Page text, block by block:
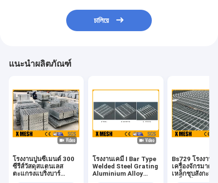
চালিয়ে
แนะนำผลิตภัณฑ์
โรงงานปูนซีเมนต์ 300
ซีรีส์วัสดุสแตนเลส
ตะแกรงแบริ่งบาร์
โรงงานเคมี I Bar Type
Welded Steel Grating
Aluminium Alloy
Bs729 โรงงาน
เครื่องจักรมาตร
เหล็กชุบสังกะสี